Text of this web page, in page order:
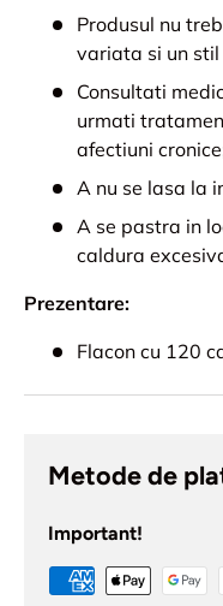
Produsul nu
variata si un
Consultati
urmati
afectiuni
A nu se lasa la
A se pastra in
caldura
Prezentare:
Flacon cu 120
Metode de
Important!